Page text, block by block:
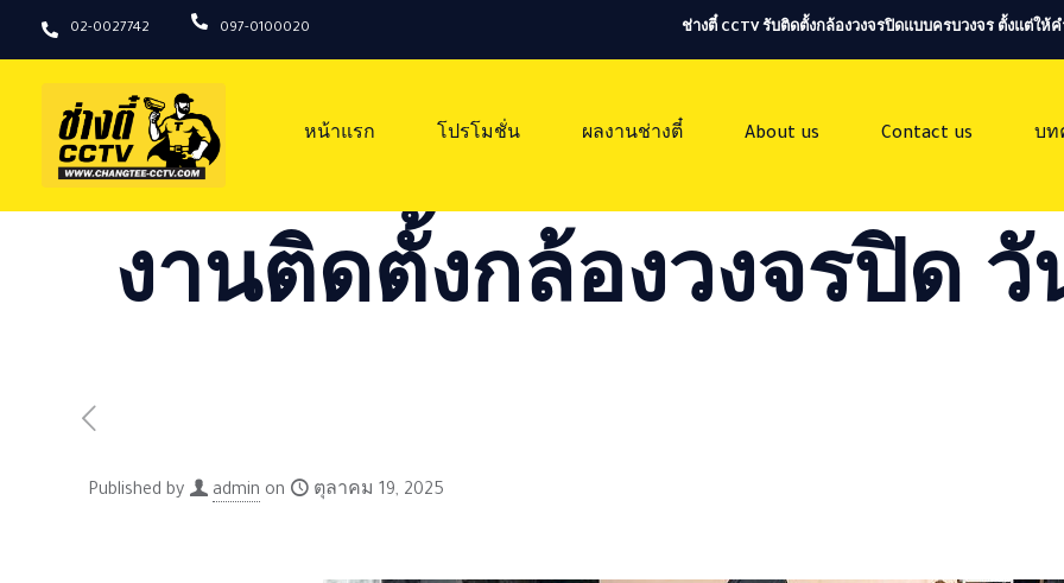
02-0027742 097-0100020 ช่างตี๋ CCTV รับติดตั้งกล้องวงจรปิดแบบครบวงจร ตั้งแต่
หน้าแรก โปรโมชั่น ผลงานช่างตี๋ About us Contact us บท
งานติดตั้งกล้องวงจรปิด วั
Published by admin on ตุลาคม 19, 2025